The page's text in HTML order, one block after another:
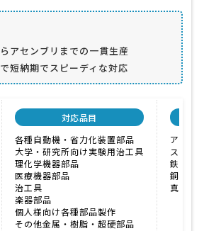
アセンブリまでの一貫生産
短納期でスピーディな対応
対応品目
各種自動機・省力化装置部品
大学・研究所向け実験用治工具
理化学機器部品
医療機器部品
治工具
楽器部品
個人様向け各種部品製作
その他金属・樹脂・超硬部品
アルミ
ステン
鉄
銅
真鍮